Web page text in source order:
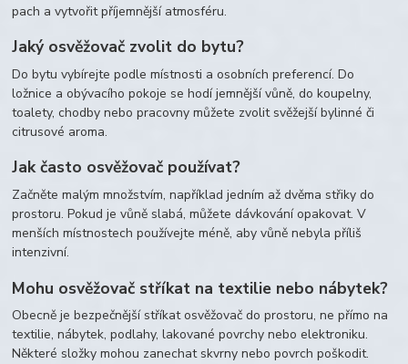
pach a vytvořit příjemnější atmosféru.
Jaký osvěžovač zvolit do bytu?
Do bytu vybírejte podle místnosti a osobních preferencí. Do
ložnice a obývacího pokoje se hodí jemnější vůně, do koupelny,
toalety, chodby nebo pracovny můžete zvolit svěžejší bylinné či
citrusové aroma.
Jak často osvěžovač používat?
Začněte malým množstvím, například jedním až dvěma střiky do
prostoru. Pokud je vůně slabá, můžete dávkování opakovat. V
menších místnostech používejte méně, aby vůně nebyla příliš
intenzivní.
Mohu osvěžovač stříkat na textilie nebo nábytek?
Obecně je bezpečnější stříkat osvěžovač do prostoru, ne přímo na
textilie, nábytek, podlahy, lakované povrchy nebo elektroniku.
Některé složky mohou zanechat skvrny nebo povrch poškodit.